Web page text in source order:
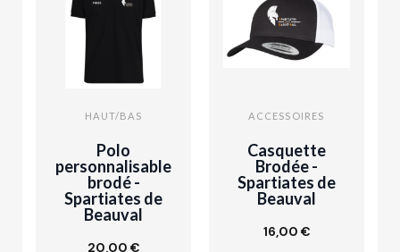
HAUT/BAS
Polo
personnalisable
brodé -
Spartiates de
Beauval
20,00 €
ACCESSOIRES
Casquette
Brodée -
Spartiates de
Beauval
16,00 €
Ajouter au
panier